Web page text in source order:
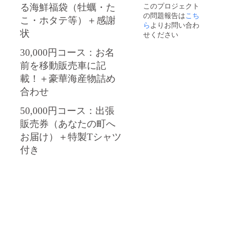
る海鮮福袋（牡蠣・た
こ・ホタテ等）＋感謝
状
30,000円コース：お名
前を移動販売車に記
載！＋豪華海産物詰め
合わせ
50,000円コース：出張
販売券（あなたの町へ
お届け）＋特製Tシャツ
付き
このプロジェクト
の問題報告はこち
らよりお問い合わ
せください